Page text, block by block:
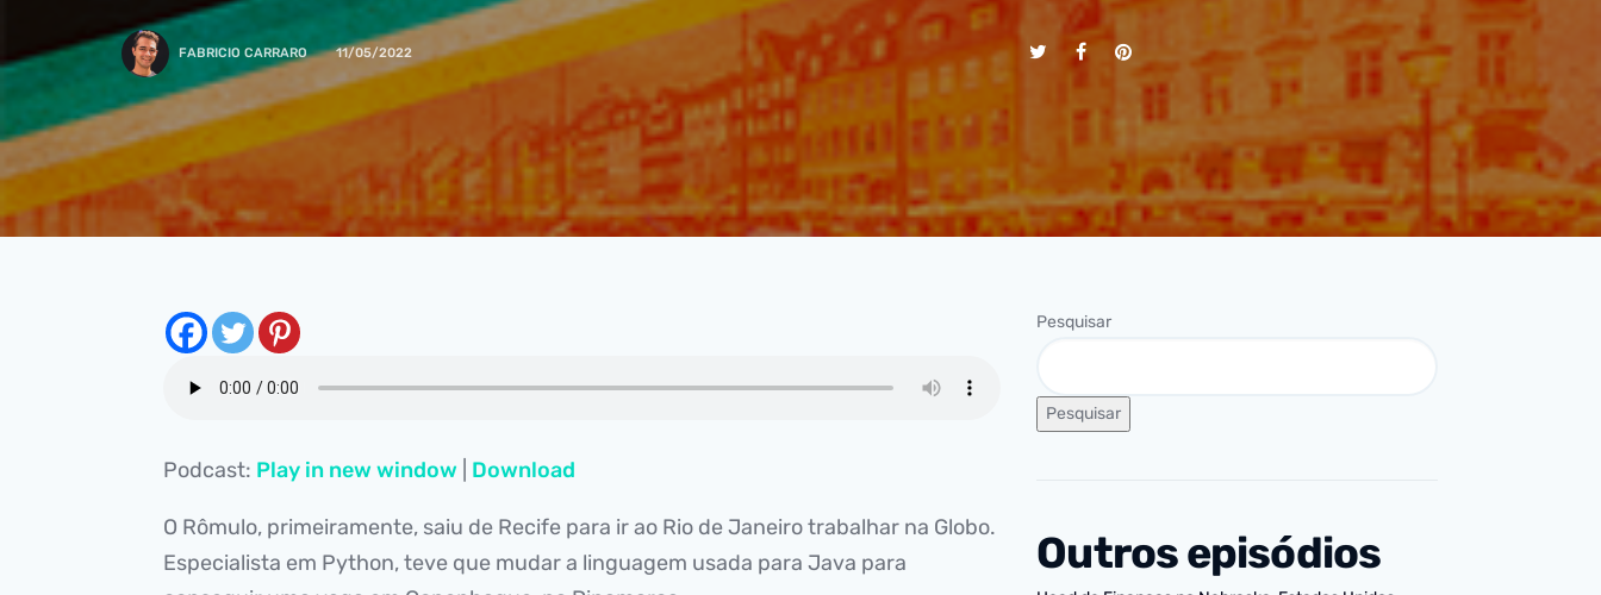
FABRICIO CARRARO 11/05/2022
Podcast: Play in new window Download
O Rômulo, primeiramente, saiu de Recife para ir ao Rio de Janeiro trabalhar na Globo.
Especialista em Python, teve que mudar a linguagem usada para Java para
Pesquisar
Pesquisar
Outros episódios